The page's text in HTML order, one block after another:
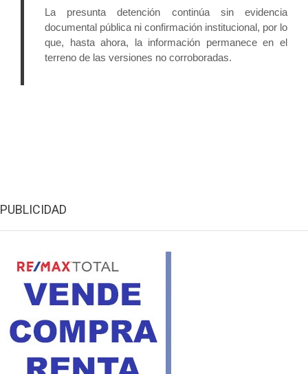
La presunta detención continúa sin evidencia
documental pública ni confirmación institucional, por lo
que, hasta ahora, la información permanece en el
terreno de las versiones no corroboradas.
PUBLICIDAD